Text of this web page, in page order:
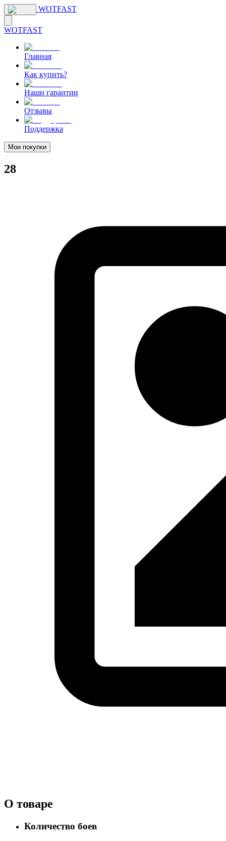
WOTFAST
WOTFAST
Главная
Как купить?
Наши гарантии
Отзывы
Поддержка
Мои покупки
28
О товаре
Количество боев